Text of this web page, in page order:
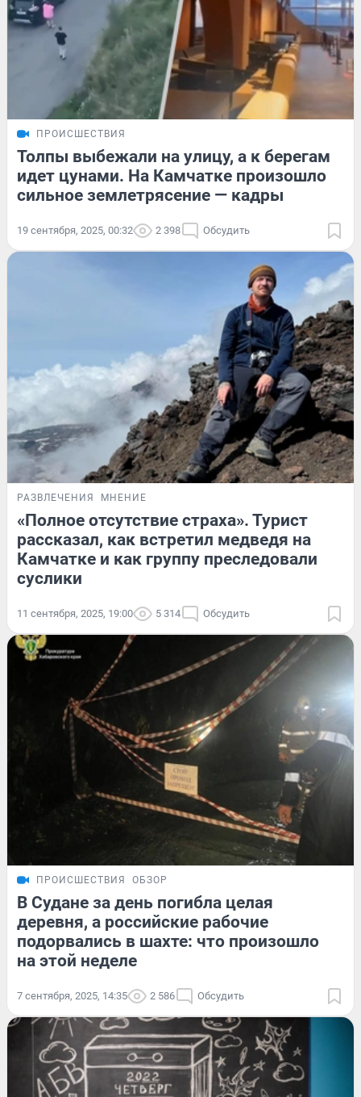
ПРОИСШЕСТВИЯ
Толпы выбежали на улицу, а к берегам
идет цунами. На Камчатке произошло
сильное землетрясение — кадры
19 сентября, 2025, 00:32 2 398 Обсудить
РАЗВЛЕЧЕНИЯ МНЕНИЕ
«Полное отсутствие страха». Турист
рассказал, как встретил медведя на
Камчатке и как группу преследовали
суслики
11 сентября, 2025, 19:00 5 314 Обсудить
ПРОИСШЕСТВИЯ ОБЗОР
В Судане за день погибла целая
деревня, а российские рабочие
подорвались в шахте: что произошло
на этой неделе
7 сентября, 2025, 14:35 2 586 Обсудить